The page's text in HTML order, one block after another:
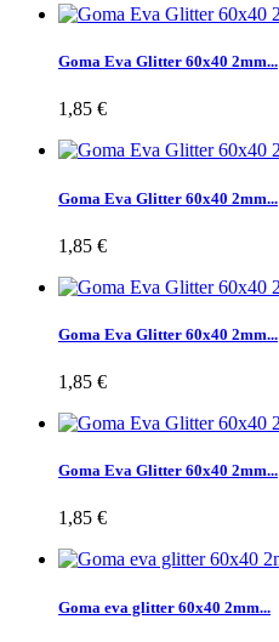
Goma Eva Glitter 60x40 2mm...
1,85 €
Goma Eva Glitter 60x40 2mm...
1,85 €
Goma Eva Glitter 60x40 2mm...
1,85 €
Goma Eva Glitter 60x40 2mm...
1,85 €
Goma eva glitter 60x40 2mm...